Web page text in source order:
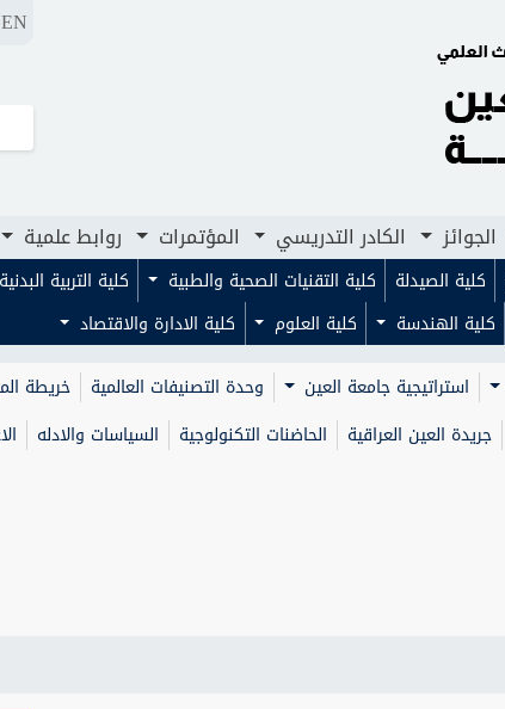
الكادر التدريسي
EN
الجوائز الكادر التدريسي المؤتمرات روابط علمية
كلية الصيدلة كلية التقنيات الصحية والطبية كلية التربية
كلية الهندسة كلية العلوم
كلية الادارة والاقتصاد
استراتيجية جامعة العين وحدة التصنيفات العالمية خريطة
جريدة العين العراقية الحاضنات التكنولوجية السياسات والادله